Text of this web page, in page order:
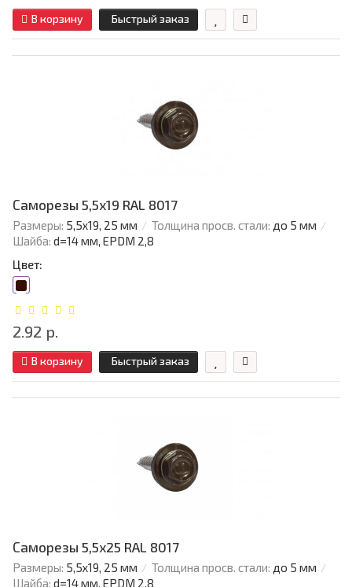
В корзину Быстрый заказ
Саморезы 5,5х19 RAL 8017
Размеры: 5,5х19, 25 мм Толщина просв. стали: до 5 мм
Шайба: d=14 мм, EPDM 2,8
Цвет:
2.92 р.
В корзину Быстрый заказ
Саморезы 5,5х25 RAL 8017
Размеры: 5,5х19, 25 мм Толщина просв. стали: до 5 мм
Шайба: d=14 мм, EPDM 2,8